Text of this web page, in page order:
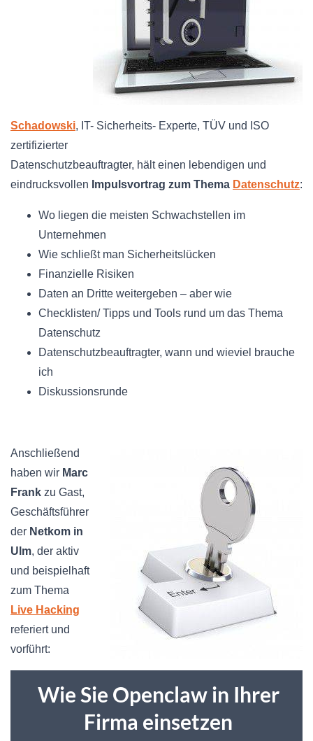
Schadowski, IT- Sicherheits- Experte, TÜV und ISO
zertifizierter
Datenschutzbeauftragter, hält einen lebendigen und
eindrucksvollen Impulsvortrag zum Thema Datenschutz:
Wo liegen die meisten Schwachstellen im
Unternehmen
Wie schließt man Sicherheitslücken
Finanzielle Risiken
Daten an Dritte weitergeben – aber wie
Checklisten/ Tipps und Tools rund um das Thema
Datenschutz
Datenschutzbeauftragter, wann und wieviel brauche
ich
Diskussionsrunde
Anschließend
haben wir Marc
Frank zu Gast,
Geschäftsführer
der Netkom in
Ulm, der aktiv
und beispielhaft
zum Thema
Live Hacking
referiert und
vorführt: